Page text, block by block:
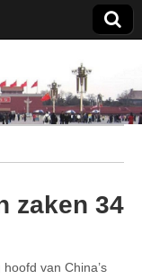
zaken 34
van China’s